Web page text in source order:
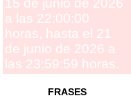
15 de junio de 2026
a las 22:00:00
horas, hasta el 21
de junio de 2026 a
las 23:59:59 horas.
FRASES